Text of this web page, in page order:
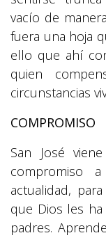
vacío de
fuera una hoja
ello que ahí
quien
circunstancias
COMPROMISO
San José
compromiso
actualidad,
que Dios les
padres.